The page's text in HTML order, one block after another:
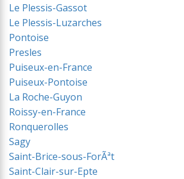
Le Plessis-Gassot
Le Plessis-Luzarches
Pontoise
Presles
Puiseux-en-France
Puiseux-Pontoise
La Roche-Guyon
Roissy-en-France
Ronquerolles
Sagy
Saint-Brice-sous-ForÃªt
Saint-Clair-sur-Epte